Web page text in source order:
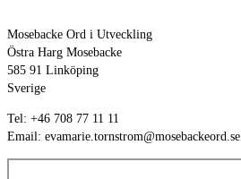
Mosebacke Ord i Utveckling
Östra Harg Mosebacke
585 91 Linköping
Sverige
Tel: +46 708 77 11 11
Email: evamarie.tornstrom@mosebackeord.se